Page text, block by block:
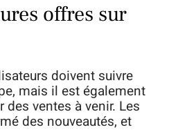
offres sur
doivent suivre
mais il est également
ventes à venir. Les
des nouveautés, et